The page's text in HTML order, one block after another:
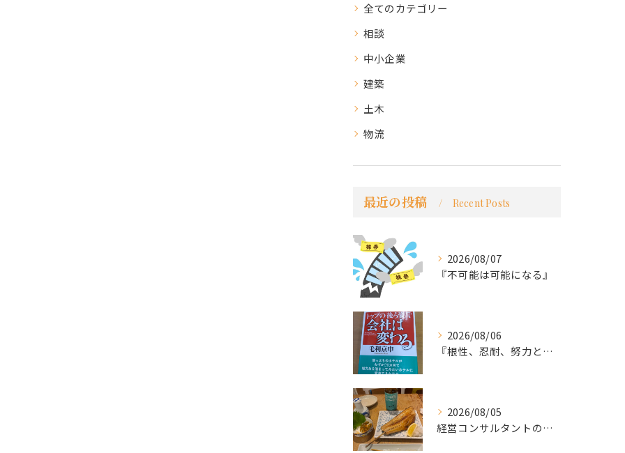
全てのカテゴリー
相談
中小企業
建築
土木
物流
最近の投稿 Recent Posts
2026/08/07
『不可能は可能になる』
2026/08/06
『根性、忍耐、努力という言葉は死語なのか』
2026/08/05
経営コンサルタントのモーちゃん・毛利京申です。